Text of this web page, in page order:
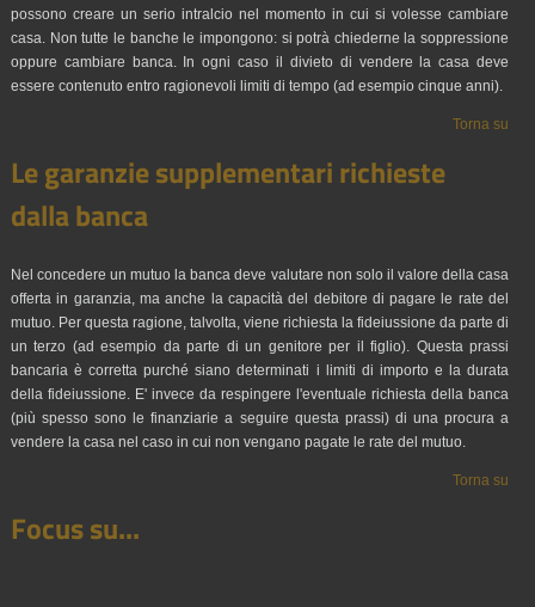
possono creare un serio intralcio nel momento in cui si volesse cambiare
casa. Non tutte le banche le impongono: si potrà chiederne la soppressione
oppure cambiare banca. In ogni caso il divieto di vendere la casa deve
essere contenuto entro ragionevoli limiti di tempo (ad esempio cinque anni).
Torna su
Le garanzie supplementari richieste
dalla banca
Nel concedere un mutuo la banca deve valutare non solo il valore della casa
offerta in garanzia, ma anche la capacità del debitore di pagare le rate del
mutuo. Per questa ragione, talvolta, viene richiesta la fideiussione da parte di
un terzo (ad esempio da parte di un genitore per il figlio). Questa prassi
bancaria è corretta purché siano determinati i limiti di importo e la durata
della fideiussione. E' invece da respingere l'eventuale richiesta della banca
(più spesso sono le finanziarie a seguire questa prassi) di una procura a
vendere la casa nel caso in cui non vengano pagate le rate del mutuo.
Torna su
Focus su...